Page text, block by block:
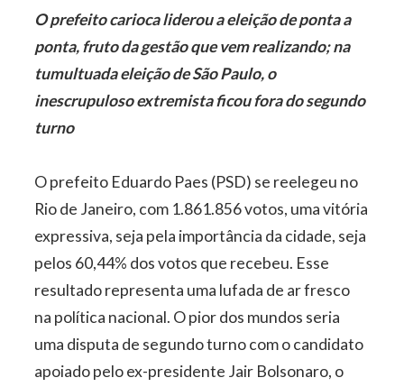
O prefeito carioca liderou a eleição de ponta a
ponta, fruto da gestão que vem realizando; na
tumultuada eleição de São Paulo, o
inescrupuloso extremista ficou fora do segundo
turno
O prefeito Eduardo Paes (PSD) se reelegeu no
Rio de Janeiro, com 1.861.856 votos, uma vitória
expressiva, seja pela importância da cidade, seja
pelos 60,44% dos votos que recebeu. Esse
resultado representa uma lufada de ar fresco
na política nacional. O pior dos mundos seria
uma disputa de segundo turno com o candidato
apoiado pelo ex-presidente Jair Bolsonaro, o